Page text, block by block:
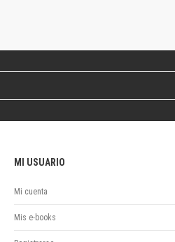
MI USUARIO
Mi cuenta
Mis e-books